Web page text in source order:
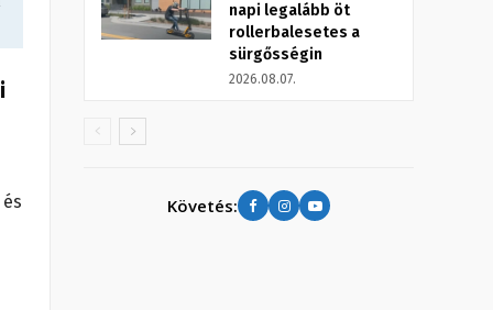
napi legalább öt
rollerbalesetes a
sürgősségin
2026.08.07.
Követés: